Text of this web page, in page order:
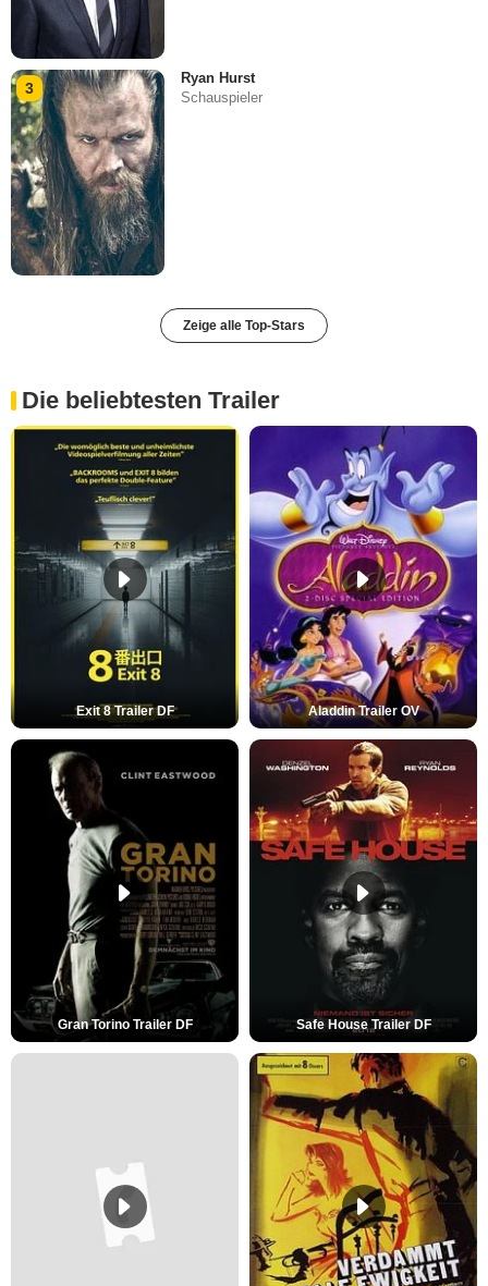
3
Ryan Hurst
Schauspieler
Zeige alle Top-Stars
Die beliebtesten Trailer
Exit 8 Trailer DF Aladdin Trailer OV
Gran Torino Trailer DF Safe House Trailer DF